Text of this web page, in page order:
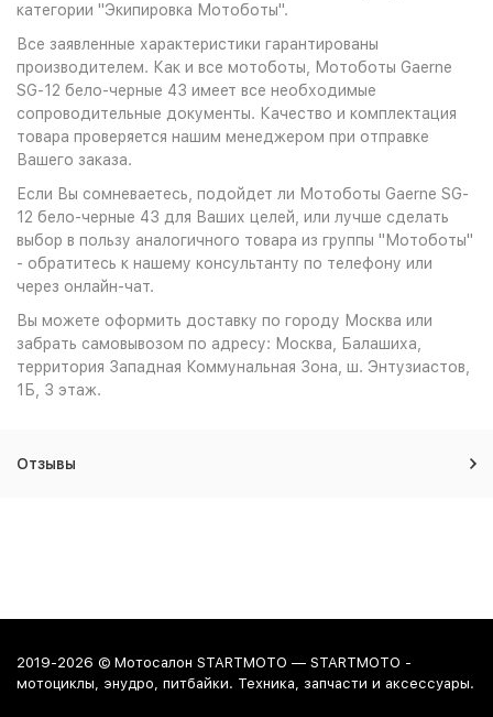
категории "Экипировка Мотоботы".
Все заявленные характеристики гарантированы
производителем. Как и все мотоботы, Мотоботы Gaerne
SG-12 бело-черные 43 имеет все необходимые
сопроводительные документы. Качество и комплектация
товара проверяется нашим менеджером при отправке
Вашего заказа.
Если Вы сомневаетесь, подойдет ли Мотоботы Gaerne SG-
12 бело-черные 43 для Ваших целей, или лучше сделать
выбор в пользу аналогичного товара из группы "Мотоботы"
- обратитесь к нашему консультанту по телефону или
через онлайн-чат.
Вы можете оформить доставку по городу Москва или
забрать самовывозом по адресу: Москва, Балашиха,
территория Западная Коммунальная Зона, ш. Энтузиастов,
1Б, 3 этаж.
Отзывы
2019-2026 © Мотосалон STARTMOTO — STARTMOTO -
мотоциклы, энудро, питбайки. Техника, запчасти и аксессуары.